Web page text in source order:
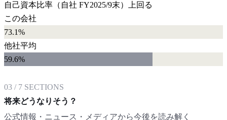
自己資本比率 （自社 FY2025/9末）
上回る
この会社
73.1%
他社平均
59.6%
03 / 7 SECTIONS
将来どうなりそう？
公式情報・ニュース・メディアから今後を読み解く